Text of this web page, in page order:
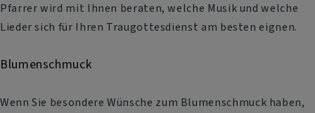
Pfarrer wird mit Ihnen beraten, welche Musik und welche
Lieder sich für Ihren Traugottesdienst am besten eignen.
Blumenschmuck
Wenn Sie besondere Wünsche zum Blumenschmuck haben,